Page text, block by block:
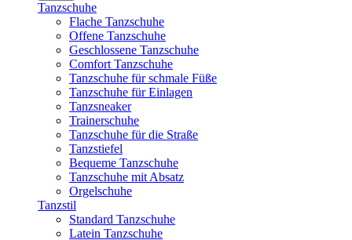
Tanzschuhe
Flache Tanzschuhe
Offene Tanzschuhe
Geschlossene Tanzschuhe
Comfort Tanzschuhe
Tanzschuhe für schmale Füße
Tanzschuhe für Einlagen
Tanzsneaker
Trainerschuhe
Tanzschuhe für die Straße
Tanzstiefel
Bequeme Tanzschuhe
Tanzschuhe mit Absatz
Orgelschuhe
Tanzstil
Standard Tanzschuhe
Latein Tanzschuhe